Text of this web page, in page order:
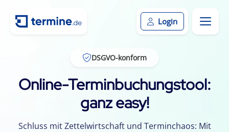
Login
DSGVO-konform
Online-Terminbuchungstool:
ganz easy!
Schluss mit Zettelwirtschaft und Terminchaos: Mit